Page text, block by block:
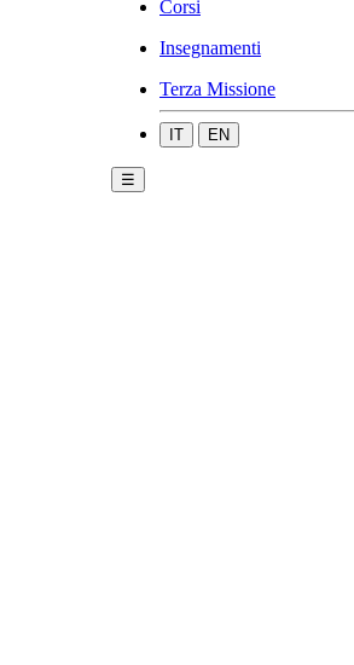
Corsi
Insegnamenti
Terza Missione
IT EN
☰